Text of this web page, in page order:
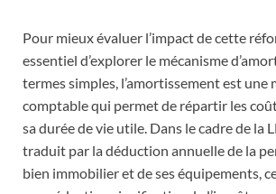
Pour mieux évaluer l’impact de cette
essentiel d’explorer le mécanisme
termes simples, l’amortissement est une
comptable qui permet de répartir les
sa durée de vie utile. Dans le cadre de la
traduit par la déduction annuelle de la
bien immobilier et de ses équipements,